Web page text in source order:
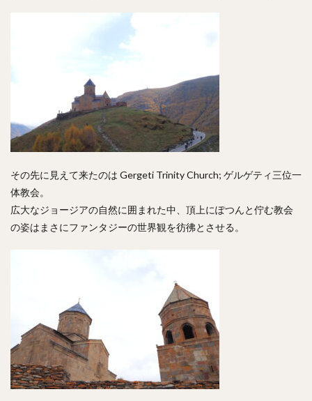
その先に見えて来たのは Gergeti Trinity Church; ゲルゲティ三位一
体教会。
広大なジョージアの自然に囲まれた中、頂上にぽつんと佇む教会
の姿はまさにファンタジーの世界観を彷彿とさせる。